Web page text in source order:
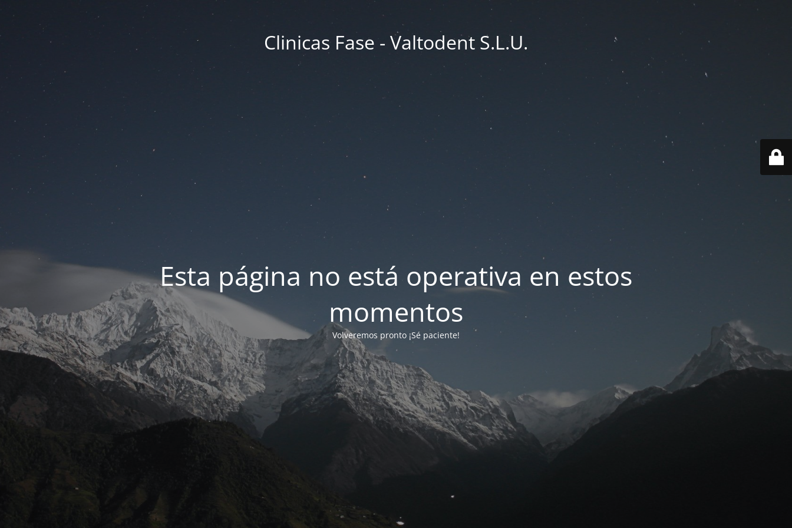
Clinicas Fase - Valtodent S.L.U.
Esta página no está operativa en estos
momentos
Volveremos pronto ¡Sé paciente!